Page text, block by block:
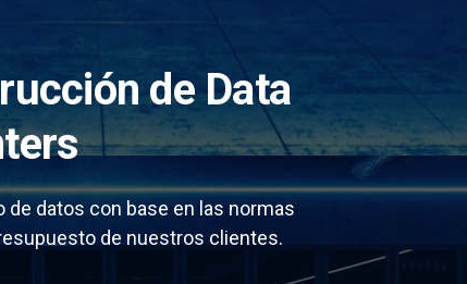
de Data
datos con base en las normas
de nuestros clientes.